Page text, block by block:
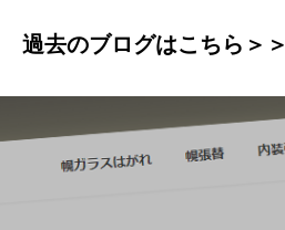
過去のブログはこちら＞＞